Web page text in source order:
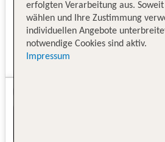
erfolgten Verarbeitung aus. Soweit
wählen und Ihre Zustimmung
individuellen Angebote
notwendige Cookies sind aktiv.
Impressum